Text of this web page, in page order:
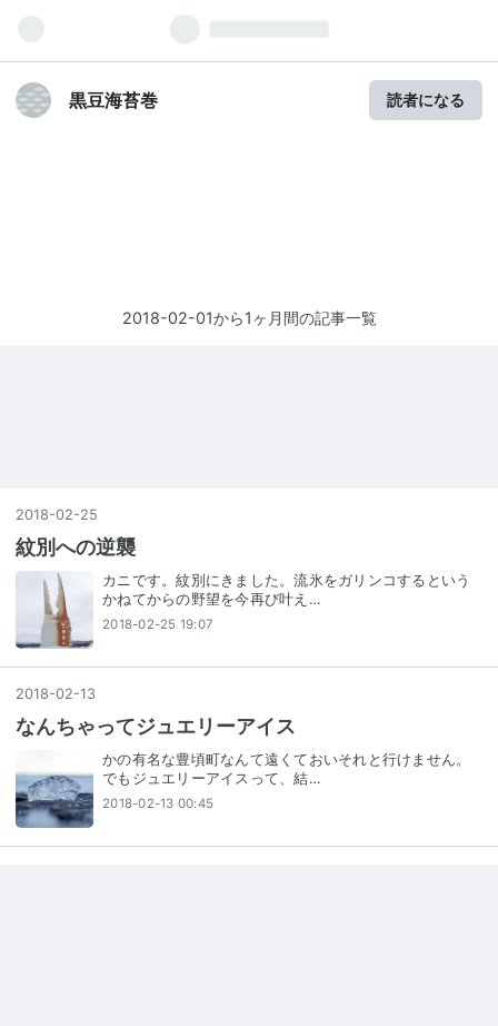
黒豆海苔巻 読者になる
2018-02-01から1ヶ月間の記事一覧
2018-02-25
紋別への逆襲
カニです。紋別にきました。流氷をガリンコするという
かねてからの野望を今再び叶え…
2018-02-25 19:07
2018-02-13
なんちゃってジュエリーアイス
かの有名な豊頃町なんて遠くておいそれと行けません。
でもジュエリーアイスって、結…
2018-02-13 00:45